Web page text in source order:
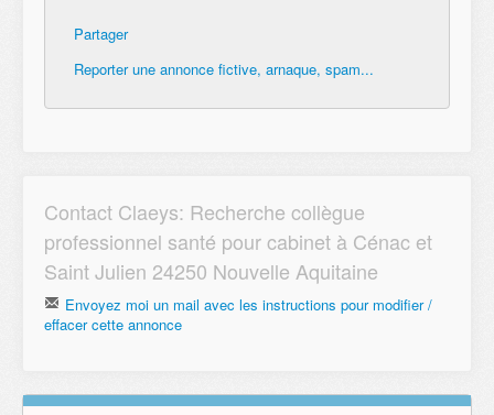
Partager
Reporter une annonce fictive, arnaque, spam...
Contact Claeys: Recherche collègue
professionnel santé pour cabinet à Cénac et
Saint Julien 24250 Nouvelle Aquitaine
Envoyez moi un mail avec les instructions pour modifier /
effacer cette annonce